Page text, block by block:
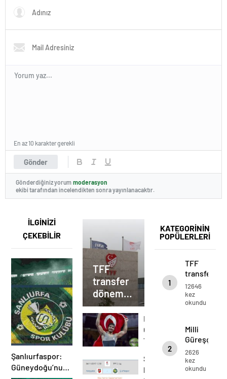
Gönder
En az 10 karakter gerekli
Gönderdiğiniz yorum moderasyon
ekibi tarafından incelendikten sonra yayınlanacaktır.
KATEGORİNİN
POPÜLERLERİ
1
TFF
transfer
bitiş
tarihini
12646
kez
okundu
2
Milli
Güreşçi
Taha
Akgül
9. kez
2626
kez
okundu
İLGİNİZİ
ÇEKEBİLİR
Şanlıurfaspor:
Güneydoğu’nun
TFF
transfer
dönemlerinin
bitiş
tarihini
uzattı
Milli
Güreşçi
Taha
Akgül
9.
kez
Şanlıurfaspor
bu